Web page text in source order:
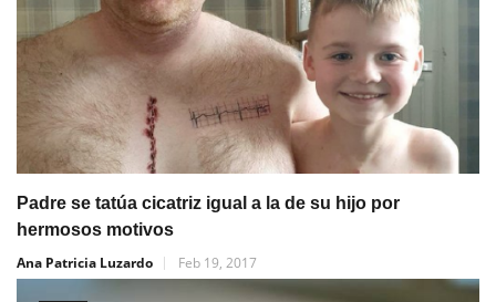
Padre se tatúa cicatriz igual a la de su hijo por
hermosos motivos
Ana Patricia Luzardo
Feb 19, 2017